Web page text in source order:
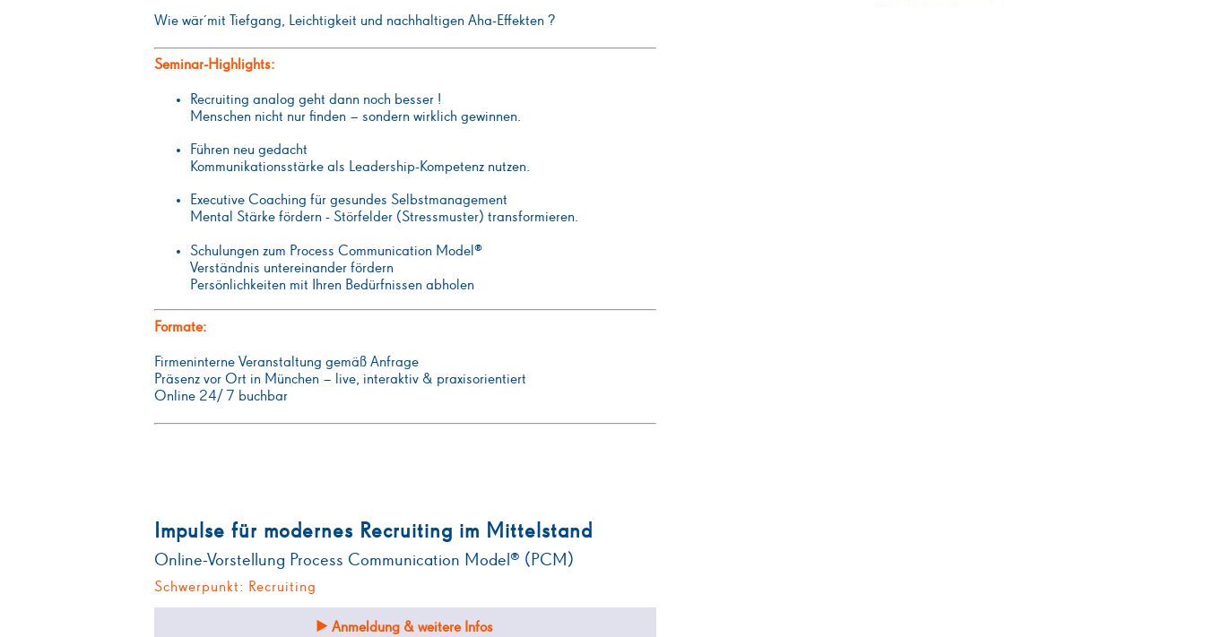
Wie wär´mit Tiefgang, Leichtigkeit und nachhaltigen Aha-Effekten ?
Seminar-Highlights:
Recruiting analog geht dann noch besser !
Menschen nicht nur finden – sondern wirklich gewinnen.
Führen neu gedacht
Kommunikationsstärke als Leadership-Kompetenz nutzen.
Executive Coaching für gesundes Selbstmanagement
Mental Stärke fördern - Störfelder (Stressmuster) transformieren.
Schulungen zum Process Communication Model®
Verständnis untereinander fördern
Persönlichkeiten mit Ihren Bedürfnissen abholen
Formate:
Firmeninterne Veranstaltung gemäß Anfrage
Präsenz vor Ort in München – live, interaktiv & praxisorientiert
Online 24/ 7 buchbar
Impulse für modernes Recruiting im Mittelstand
Online-Vorstellung Process Communication Model® (PCM)
Schwerpunkt: Recruiting
Anmeldung & weitere Infos